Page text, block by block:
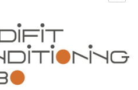
チーム紹介
チーム紹介